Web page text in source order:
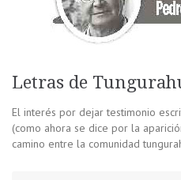
Letras de
El interés por dejar testimonio
(como ahora se dice por la
camino entre la comunidad